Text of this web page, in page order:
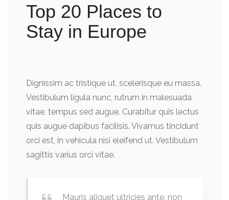
Top 20 Places to
Stay in Europe
Dignissim ac tristique ut, scelerisque eu massa.
Vestibulum ligula nunc, rutrum in malesuada
vitae, tempus sed augue. Curabitur quis lectus
quis augue dapibus facilisis. Vivamus tincidunt
orci est, in vehicula nisi eleifend ut. Vestibulum
sagittis varius orci vitae.
Mauris aliquet ultricies ante, non